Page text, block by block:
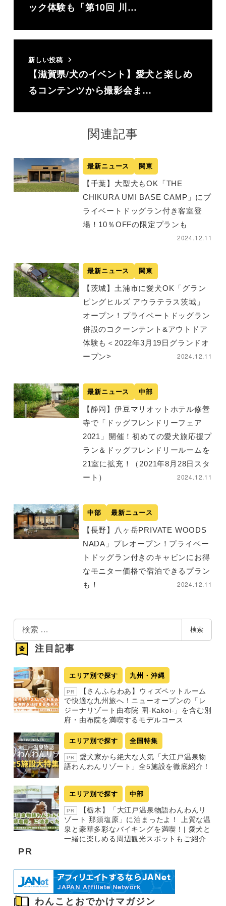
ック体験も「第10回 川…
新しい投稿
【滋賀県/犬のイベント】愛犬と楽しめ
るコンテンツから撮影会ま…
関連記事
最新ニュース 関東
【千葉】大型犬もOK「THE
CHIKURA UMI BASE CAMP」にプ
ライベートドッグラン付き客室登
場！10％OFFの限定プランも
2024.12.11
最新ニュース 関東
【茨城】土浦市に愛犬OK「グラン
ピングヒルズ アウラテラス茨城」
オープン！プライベートドッグラン
併設のコクーンテント&アウトドア
体験も＜2022年3月19日グランドオ
ープン>
2024.12.11
最新ニュース 中部
【静岡】伊豆マリオットホテル修善
寺で「ドッグフレンドリーフェア
2021」開催！初めての愛犬旅応援プ
ラン＆ドッグフレンドリールームを
21室に拡充！（2021年8月28日スタ
ート）
2024.12.11
中部 最新ニュース
【長野】八ヶ岳PRIVATE WOODS
NADA」プレオープン！プライベー
トドッグラン付きのキャビンにお得
なモニター価格で宿泊できるプラン
も！
2024.12.11
検
索
検索
注目記事
エリア別で探す 九州・沖縄
PR
【さんふらわあ】ウィズペットルーム
で快適な九州旅へ！ニューオープンの「レ
ジーナリゾート由布院 圍-Kakoi-」を含む別
府・由布院を満喫するモデルコース
エリア別で探す 全国特集
PR
愛犬家から絶大な人気「大江戸温泉物
語わんわんリゾート」全5施設を徹底紹介！
エリア別で探す 中部
PR
【栃木】「大江戸温泉物語わんわんリ
ゾート 那須塩原」に泊まったよ！ 上質な温
泉と豪華多彩なバイキングを満喫！| 愛犬と
一緒に楽しめる周辺観光スポットもご紹介
PR
わんことおでかけマガジン